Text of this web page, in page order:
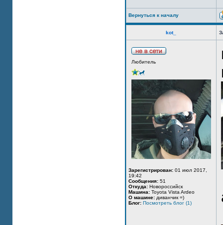
Вернуться к началу
kot_
Любитель
Зарегистрирован: 01 июл 2017,
19:42
Сообщения: 51
Откуда: Новороссийск
Машина: Toyota Vista Ardeo
О машине: диванчик =)
Блог: Посмотреть блог (1)